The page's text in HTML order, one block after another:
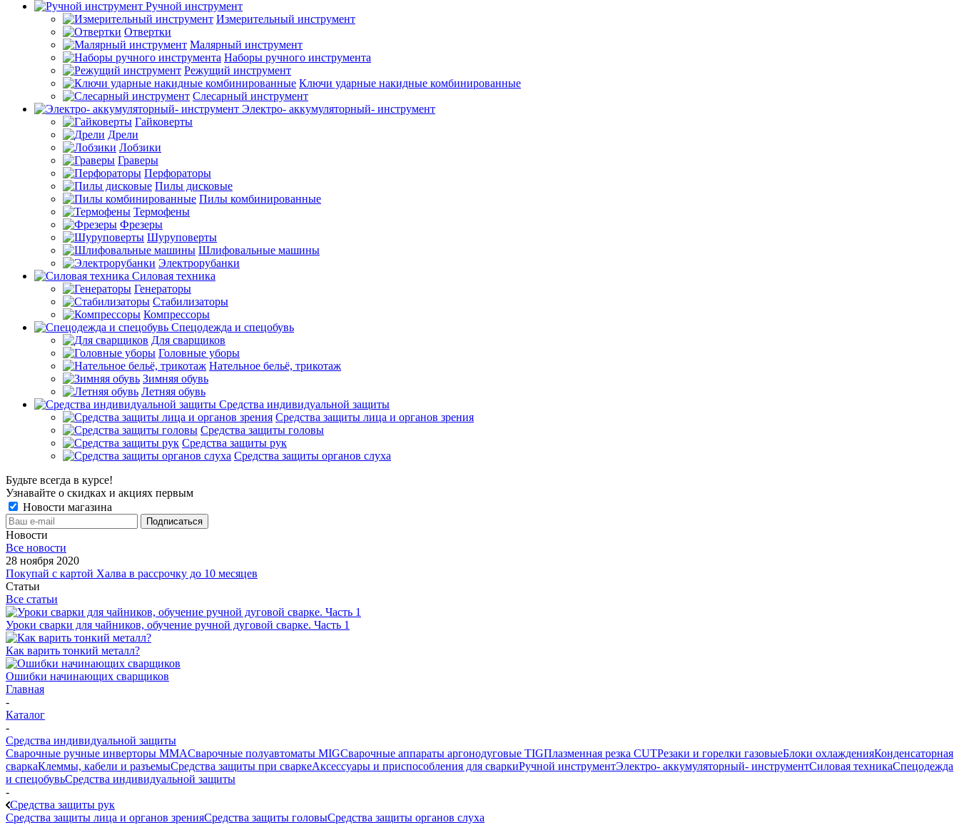
Ручной инструмент
Измерительный инструмент
Отвертки
Малярный инструмент
Наборы ручного инструмента
Режущий инструмент
Ключи ударные накидные комбинированные
Слесарный инструмент
Электро- аккумуляторный- инструмент
Гайковерты
Дрели
Лобзики
Граверы
Перфораторы
Пилы дисковые
Пилы комбинированные
Термофены
Фрезеры
Шуруповерты
Шлифовальные машины
Электрорубанки
Силовая техника
Генераторы
Стабилизаторы
Компрессоры
Спецодежда и спецобувь
Для сварщиков
Головные уборы
Нательное бельё, трикотаж
Зимняя обувь
Летняя обувь
Средства индивидуальной защиты
Средства защиты лица и органов зрения
Средства защиты головы
Средства защиты рук
Средства защиты органов слуха
Будьте всегда в курсе!
Узнавайте о скидках и акциях первым
Новости магазина
Новости
Все новости
28 ноября 2020
Покупай с картой Халва в рассрочку до 10 месяцев
Статьи
Все статьи
Уроки сварки для чайников, обучение ручной дуговой сварке. Часть 1
Как варить тонкий металл?
Ошибки начинающих сварщиков
Главная
-
Каталог
-
Средства индивидуальной защиты
Сварочные ручные инверторы MMAСварочные полуавтоматы MIGСварочные аппараты аргонодуговые TIGПлазменная резка CUTРезаки и горелки газовыеБлоки охлажденияКонденсаторная
сваркаКлеммы, кабели и разъемыСредства защиты при сваркеАксессуары и приспособления для сваркиРучной инструментЭлектро- аккумуляторный- инструментСиловая техникаСпецодежда
и спецобувьСредства индивидуальной защиты
-
Средства защиты рук
Средства защиты лица и органов зренияСредства защиты головыСредства защиты органов слуха